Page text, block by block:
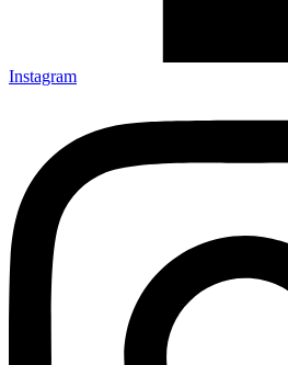
Instagram